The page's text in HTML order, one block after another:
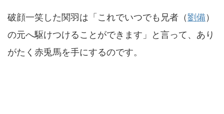
破顔一笑した関羽は「これでいつでも兄者（劉備）
の元へ駆けつけることができます」と言って、あり
がたく赤兎馬を手にするのです。